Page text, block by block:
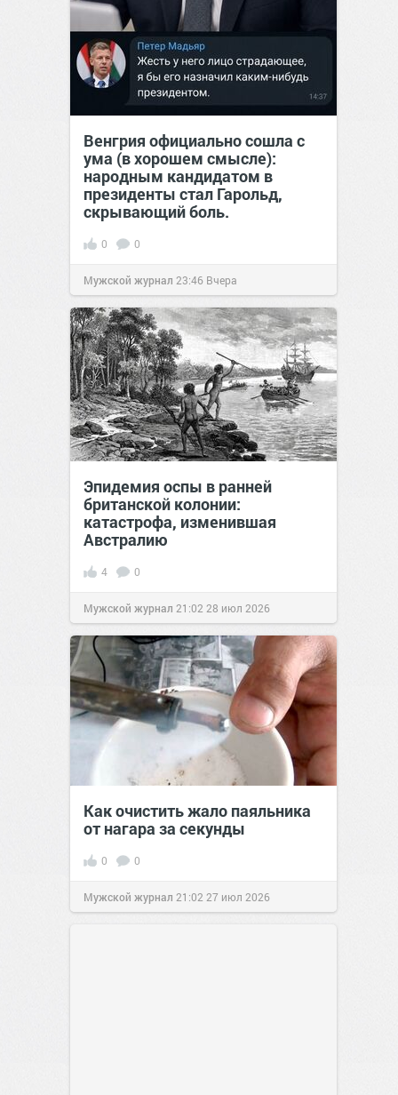
Венгрия официально сошла с
ума (в хорошем смысле):
народным кандидатом в
президенты стал Гарольд,
скрывающий боль.
0 0
Мужской журнал 23:46 Вчера
Эпидемия оспы в ранней
британской колонии:
катастрофа, изменившая
Австралию
4 0
Мужской журнал 21:02 28 июл 2026
Как очистить жало паяльника
от нагара за секунды
0 0
Мужской журнал 21:02 27 июл 2026